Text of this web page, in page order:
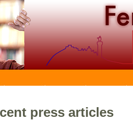
press articles